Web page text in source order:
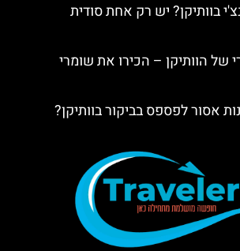
בוותיקן? יש רק אחת סודית
של הוותיקן – הכירו את שומרי
אסור לפספס בביקור בוותיקן?